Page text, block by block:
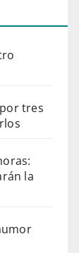
tres
la